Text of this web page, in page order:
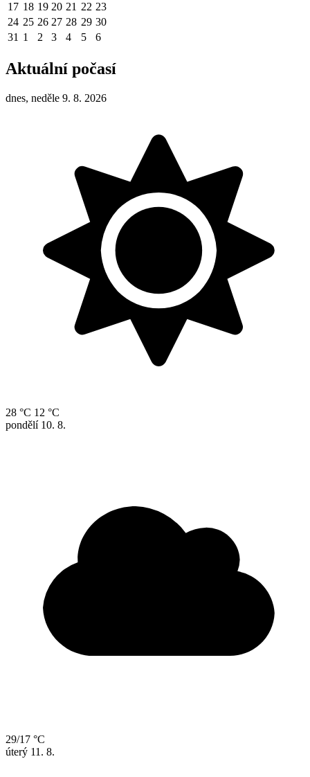
17 18 19 20 21 22 23
24 25 26 27 28 29 30
31 1 2 3 4 5 6
Aktuální počasí
dnes, neděle 9. 8. 2026
28 °C 12 °C
pondělí 10. 8.
29/17 °C
úterý 11. 8.